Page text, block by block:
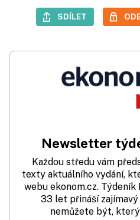
SDÍLET
Newsletter
Každou středu vám
texty aktuálního vydání,
webu ekonom.cz. Týdeník
33 let přináší
nemůžete být,